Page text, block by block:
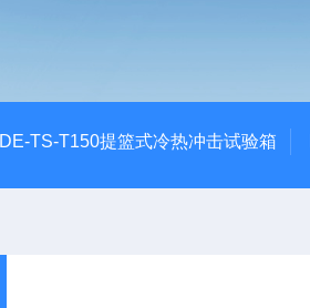
DE-TS-T150提篮式冷热冲击试验箱